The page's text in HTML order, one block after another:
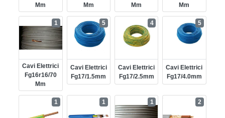
Mm
Mm
Mm
Mm
Cavi Elettrici
Fg16r16/70
Mm
1
Cavi Elettrici
Fg17/1.5mm
5
Cavi Elettrici
Fg17/2.5mm
4
Cavi Elettrici
Fg17/4.0mm
5
1 1 1 2